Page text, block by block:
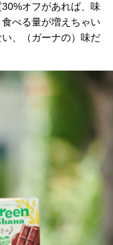
オフがあれば、味
べる量が増えちゃい
、（ガーナの）味だ